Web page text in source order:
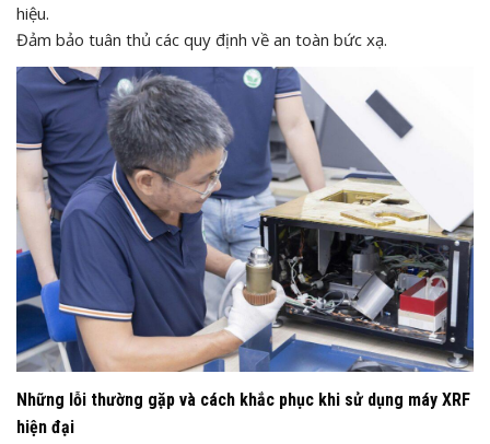
hiệu.
Đảm bảo tuân thủ các quy định về an toàn bức xạ.
Những lỗi thường gặp và cách khắc phục khi sử dụng máy XRF
hiện đại